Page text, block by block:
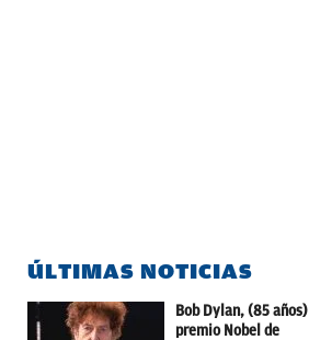
ÚLTIMAS NOTICIAS
Bob Dylan, (85 años)
premio Nobel de